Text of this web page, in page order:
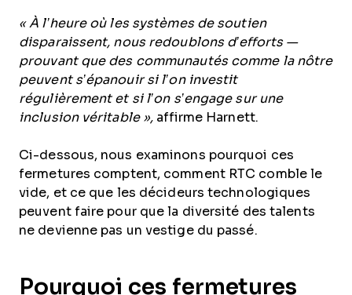
« À l’heure où les systèmes de soutien
disparaissent, nous redoublons d’efforts —
prouvant que des communautés comme la nôtre
peuvent s’épanouir si l’on investit
régulièrement et si l’on s’engage sur une
inclusion véritable », affirme Harnett.
Ci-dessous, nous examinons pourquoi ces
fermetures comptent, comment RTC comble le
vide, et ce que les décideurs technologiques
peuvent faire pour que la diversité des talents
ne devienne pas un vestige du passé.
Pourquoi ces fermetures